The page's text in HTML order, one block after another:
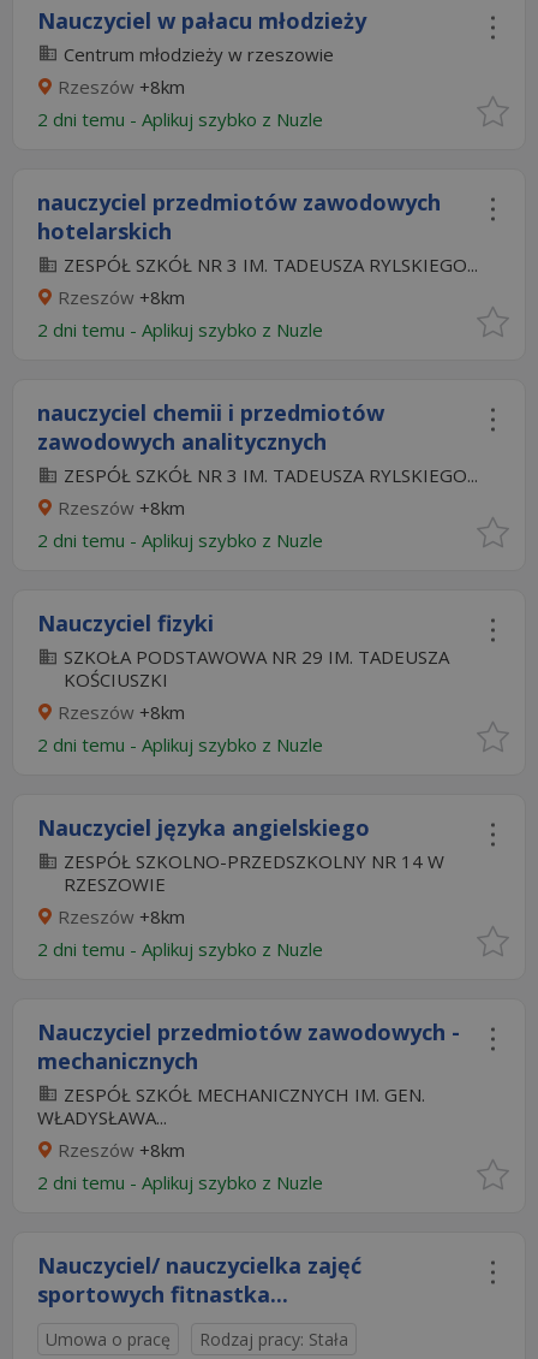
Nauczyciel w pałacu młodzieży
Centrum młodzieży w rzeszowie
Rzeszów +8km
2 dni temu - Aplikuj szybko z Nuzle
nauczyciel przedmiotów zawodowych
hotelarskich
ZESPÓŁ SZKÓŁ NR 3 IM. TADEUSZA RYLSKIEGO...
Rzeszów +8km
2 dni temu - Aplikuj szybko z Nuzle
nauczyciel chemii i przedmiotów
zawodowych analitycznych
ZESPÓŁ SZKÓŁ NR 3 IM. TADEUSZA RYLSKIEGO...
Rzeszów +8km
2 dni temu - Aplikuj szybko z Nuzle
Nauczyciel fizyki
SZKOŁA PODSTAWOWA NR 29 IM. TADEUSZA
KOŚCIUSZKI
Rzeszów +8km
2 dni temu - Aplikuj szybko z Nuzle
Nauczyciel języka angielskiego
ZESPÓŁ SZKOLNO-PRZEDSZKOLNY NR 14 W
RZESZOWIE
Rzeszów +8km
2 dni temu - Aplikuj szybko z Nuzle
Nauczyciel przedmiotów zawodowych -
mechanicznych
ZESPÓŁ SZKÓŁ MECHANICZNYCH IM. GEN.
WŁADYSŁAWA...
Rzeszów +8km
2 dni temu - Aplikuj szybko z Nuzle
Nauczyciel/ nauczycielka zajęć
sportowych fitnastka...
Umowa o pracę Rodzaj pracy: Stała